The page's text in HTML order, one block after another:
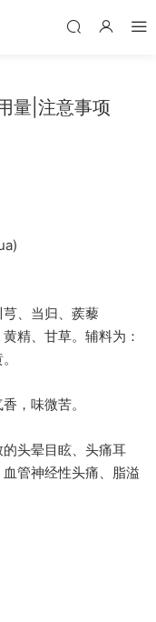
量|注意事项
、当归、蒺藜
精、甘草。辅料为：
，味微苦。
头晕目眩、头痛耳
管神经性头痛、脂溢